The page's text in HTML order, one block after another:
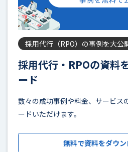
採用代行（RPO）の事例を大公
採用代行・RPOの資料
ード
数々の成功事例や料金、サービス
ードいただけます。
無料で資料をダウ